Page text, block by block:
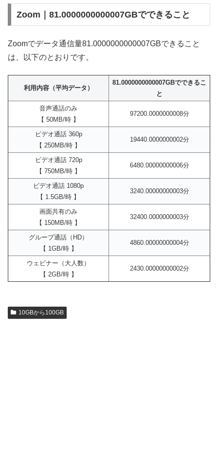
Zoom｜81.0000000000007GBでできること
Zoomでデータ通信量81.0000000000007GBできること
は、以下のとおりです。
利用内容（平均データ）
81.0000000000007GBでできるこ
と
音声通話のみ
【 50MB/時 】
97200.0000000008分
ビデオ通話 360p
【 250MB/時 】
19440.0000000002分
ビデオ通話 720p
【 750MB/時 】
6480.00000000006分
ビデオ通話 1080p
【 1.5GB/時 】
3240.00000000003分
画面共有のみ
【 150MB/時 】
32400.0000000003分
グループ通話（HD）
【 1GB/時 】
4860.00000000004分
ウェビナー（大人数）
【 2GB/時 】
2430.00000000002分
10GBから100GB